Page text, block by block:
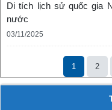
Di tích lịch sử quốc gia
nước
03/11/2025
1 2